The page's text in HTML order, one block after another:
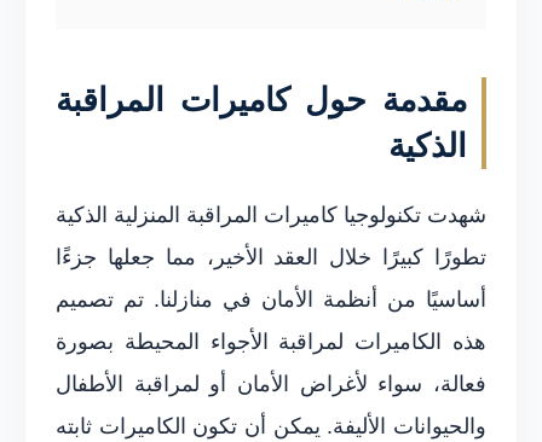
مقدمة حول كاميرات المراقبة
الذكية
شهدت تكنولوجيا كاميرات المراقبة المنزلية الذكية
تطورًا كبيرًا خلال العقد الأخير، مما جعلها جزءًا
أساسيًا من أنظمة الأمان في منازلنا. تم تصميم
هذه الكاميرات لمراقبة الأجواء المحيطة بصورة
فعالة، سواء لأغراض الأمان أو لمراقبة الأطفال
والحيوانات الأليفة. يمكن أن تكون الكاميرات ثابته